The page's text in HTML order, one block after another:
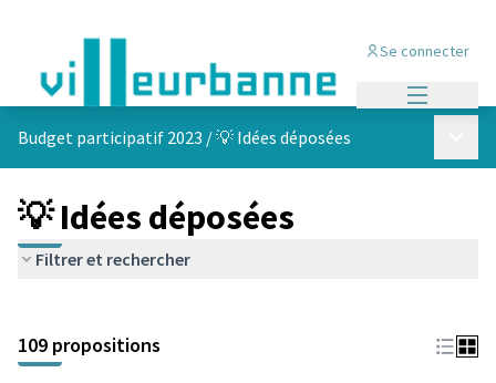
Se connecter
Budget participatif 2023 /💡 Idées déposées
💡 Idées déposées
Filtrer et rechercher
+
−
109 propositions